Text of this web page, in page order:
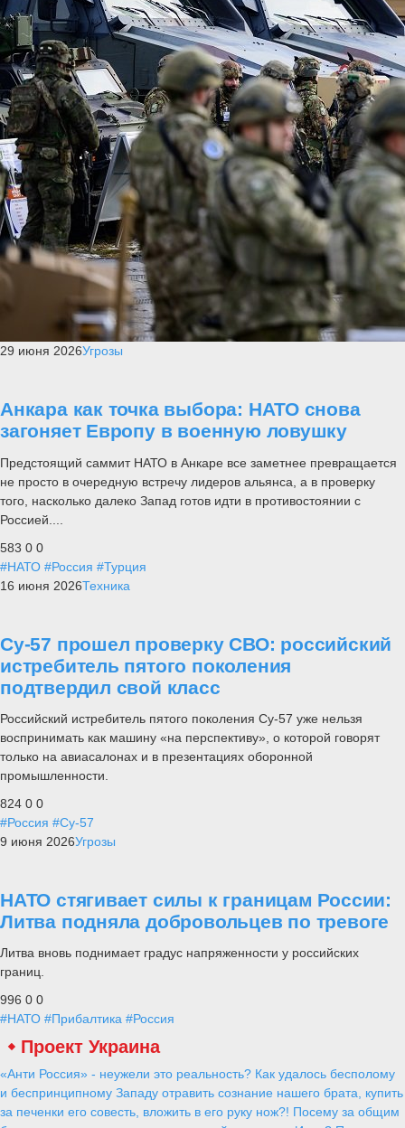
29 июня 2026Угрозы
Анкара как точка выбора: НАТО снова
загоняет Европу в военную ловушку
Предстоящий саммит НАТО в Анкаре все заметнее превращается
не просто в очередную встречу лидеров альянса, а в проверку
того, насколько далеко Запад готов идти в противостоянии с
Россией....
583 0 0
#НАТО #Россия #Турция
16 июня 2026Техника
Су-57 прошел проверку СВО: российский
истребитель пятого поколения
подтвердил свой класс
Российский истребитель пятого поколения Су-57 уже нельзя
воспринимать как машину «на перспективу», о которой говорят
только на авиасалонах и в презентациях оборонной
промышленности.
824 0 0
#Россия #Су-57
9 июня 2026Угрозы
НАТО стягивает силы к границам России:
Литва подняла добровольцев по тревоге
Литва вновь поднимает градус напряженности у российских
границ.
996 0 0
#НАТО #Прибалтика #Россия
Проект Украина
«Анти Россия» - неужели это реальность? Как удалось бесполому
и беспринципному Западу отравить сознание нашего брата, купить
за печенки его совесть, вложить в его руку нож?! Посему за общим